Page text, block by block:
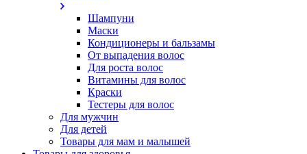
Шампуни
Маски
Кондиционеры и бальзамы
От выпадения волос
Для роста волос
Витамины для волос
Краски
Тестеры для волос
Для мужчин
Для детей
Товары для мам и малышей